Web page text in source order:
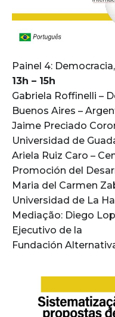
Painel 4:
13h – 15h
Gabriela Roffinelli –
Buenos Aires –
Jaime Preciado
Universidad de
Ariela Ruiz Caro –
Promoción del
Maria del Carmen
Universidad de La
Mediação: Diego
Ejecutivo de la
Fundación